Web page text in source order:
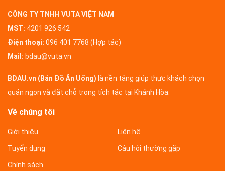
CÔNG TY TNHH VUTA VIỆT NAM
MST: 4201 926 542
Điện thoại: 096 401 7768 (Hợp tác)
Mail: bdau@vuta.vn
BDAU.vn (Bản Đồ Ăn Uống) là nền tảng giúp thực khách chọn
quán ngon và đặt chỗ trong tích tắc tại Khánh Hòa.
Về chúng tôi
Giới thiệu Liên hệ
Tuyển dụng Câu hỏi thường gặp
Chính sách